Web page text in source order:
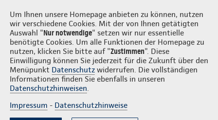
Um Ihnen unsere Homepage anbieten zu können, nutzen
wir verschiedene Cookies. Mit der von Ihnen getätigten
Auswahl "Nur notwendige" setzen wir nur essentielle
benötigte Cookies. Um alle Funktionen der Homepage zu
nutzen, klicken Sie bitte auf "Zustimmen". Diese
Einwilligung können Sie jederzeit für die Zukunft über den
Menüpunkt Datenschutz widerrufen. Die vollständigen
Informationen finden Sie ebenfalls in unseren
Datenschutzhinweisen.
Impressum - Datenschutzhinweise
Heike Bauske Login
Gute Gründe Tarife & Leistungen Wissenswertes Beratung &